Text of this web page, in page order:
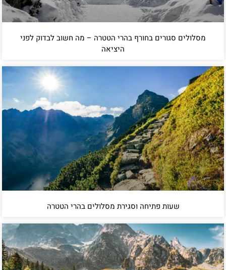
מסלולים סגורים בחורף בהרי הטטרה – מה חשוב לבדוק לפני
היציאה
שעות פתיחה וסגירת מסלולים בהרי הטטרה